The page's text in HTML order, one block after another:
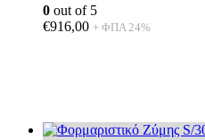
0 out of 5
€916,00 + ΦΠΑ 24%